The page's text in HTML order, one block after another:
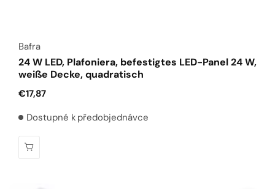
Bafra
24 W LED, Plafoniera, befestigtes LED-Panel 24 W,
weiße Decke, quadratisch
Normaler
€17,87
Dostupné k předobjednávce